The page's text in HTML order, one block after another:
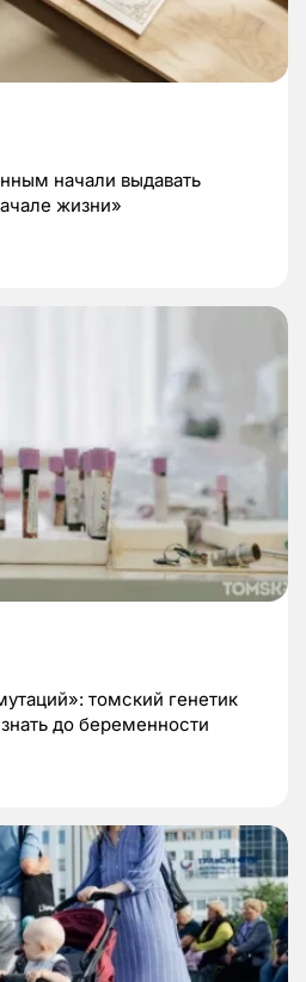
начали выдавать
жизни»
томский генетик
до беременности